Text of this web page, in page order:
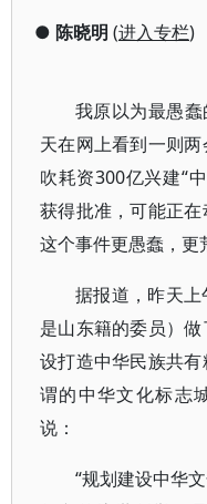
● 陈晓明 (进入专栏)
我原以为最愚
天在网上看到一则
吹耗资300亿兴建“
获得批准，可能正
这个事件更愚蠢，更
据报道，昨天
是山东籍的委员）
设打造中华民族共
谓的中华文化标志
说：
“规划建设中华